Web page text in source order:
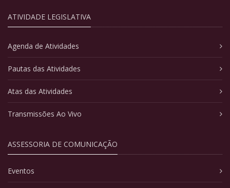
ATIVIDADE LEGISLATIVA
Agenda de Atividades
Pautas das Atividades
Atas das Atividades
Transmissões Ao Vivo
ASSESSORIA DE COMUNICAÇÃO
Eventos